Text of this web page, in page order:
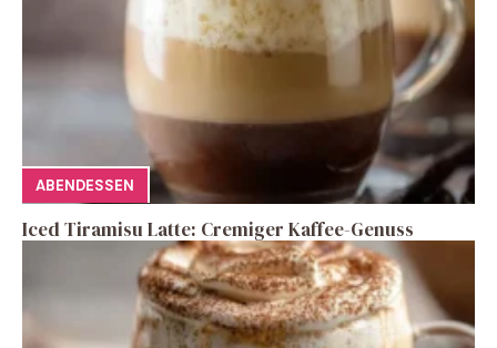
ABENDESSEN
Iced Tiramisu Latte: Cremiger Kaffee-Genuss